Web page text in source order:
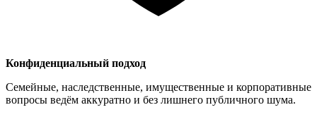
Конфиденциальный подход
Семейные, наследственные, имущественные и корпоративные
вопросы ведём аккуратно и без лишнего публичного шума.